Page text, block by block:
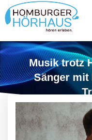
Musik trotz
Sänger mit